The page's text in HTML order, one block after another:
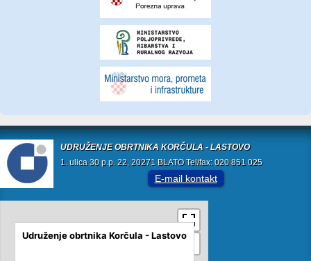
UDRUŽENJE OBRTNIKA KORČULA - LASTOVO
1. ulica 30 p.p. 22, 20271 BLATO Tel/fax: 020 851 025
E-mail kontakt
Udruženje obrtnika Korčula - Lastovo